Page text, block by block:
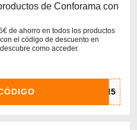
de Conforama con
de ahorro en todos los productos
el código de descuento en
como acceder.